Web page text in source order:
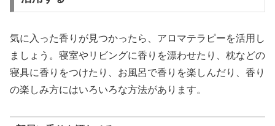
気に入った香りが見つかったら、アロマテラピーを活用し
ましょう。寝室やリビングに香りを漂わせたり、枕などの
寝具に香りをつけたり、お風呂で香りを楽しんだり、香り
の楽しみ方にはいろいろな方法があります。